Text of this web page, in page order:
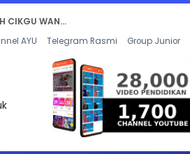
DUNIA
AYU Telegram Rasmi Group Junior